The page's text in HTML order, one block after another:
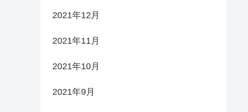
2021年12月
2021年11月
2021年10月
2021年9月